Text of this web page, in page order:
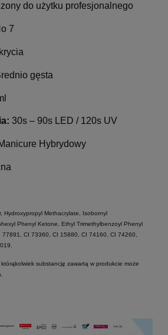
do użytku profesjonalnego
7
gęsta
30s – 90s LED / 120s UV
Hybrydowy
Hydroxypropyl Methacrylate, Isobornyl
Phenyl Ketone, Ethyl Trimethylbenzoyl Phenyl
CI 73360, CI 15880, CI 74160, CI 74260,
substancję zawartą w produkcie może